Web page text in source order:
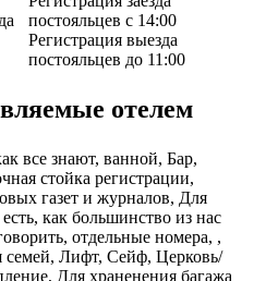
постояльцев с 14:00
Регистрация выезда
постояльцев до 11:00
отелем
все знают, ванной, Бар,
стойка регистрации,
газет и журналов, Для
как большинство из нас
отдельные номера, ,
семей, Лифт, Сейф, Церковь/
Для храненения багажа